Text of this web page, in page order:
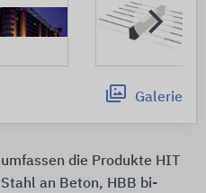
Galerie
die Produkte HIT
an Beton, HBB bi-